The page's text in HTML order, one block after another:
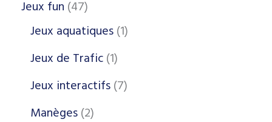
Jeux fun 47
Jeux aquatiques 1
Jeux de Trafic 1
Jeux interactifs 7
Manèges 2